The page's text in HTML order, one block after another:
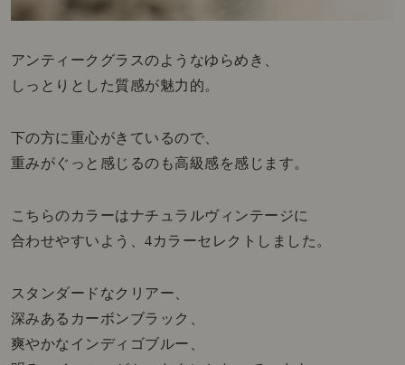
アンティークグラスのようなゆらめき、
しっとりとした質感が魅力的。
下の方に重心がきているので、
重みがぐっと感じるのも高級感を感じます。
こちらのカラーはナチュラルヴィンテージに
合わせやすいよう、4カラーセレクトしました。
スタンダードなクリアー、
深みあるカーボンブラック、
爽やかなインディゴブルー、